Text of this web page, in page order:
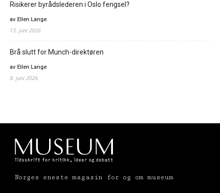
Risikerer byrådslederen i Oslo fengsel?
av Ellen Lange
13. juni 2026
Brå slutt for Munch-direktøren
av Ellen Lange
8. juni 2026
Norges eneste magasin for og om museum